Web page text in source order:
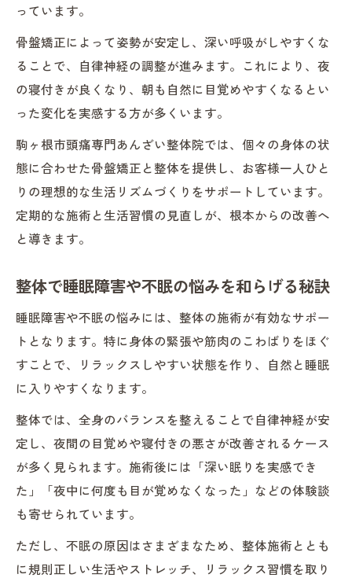
っています。
骨盤矯正によって姿勢が安定し、深い呼吸がしやすくな
ることで、自律神経の調整が進みます。これにより、夜
の寝付きが良くなり、朝も自然に目覚めやすくなるとい
った変化を実感する方が多くいます。
駒ヶ根市頭痛専門あんざい整体院では、個々の身体の状
態に合わせた骨盤矯正と整体を提供し、お客様一人ひと
りの理想的な生活リズムづくりをサポートしています。
定期的な施術と生活習慣の見直しが、根本からの改善へ
と導きます。
整体で睡眠障害や不眠の悩みを和らげる秘訣
睡眠障害や不眠の悩みには、整体の施術が有効なサポー
トとなります。特に身体の緊張や筋肉のこわばりをほぐ
すことで、リラックスしやすい状態を作り、自然と睡眠
に入りやすくなります。
整体では、全身のバランスを整えることで自律神経が安
定し、夜間の目覚めや寝付きの悪さが改善されるケース
が多く見られます。施術後には「深い眠りを実感でき
た」「夜中に何度も目が覚めなくなった」などの体験談
も寄せられています。
ただし、不眠の原因はさまざまなため、整体施術ととも
に規則正しい生活やストレッチ、リラックス習慣を取り